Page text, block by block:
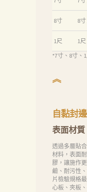
8寸 8
1尺
1
*7寸、8寸、
︽
自黏封
表面材質
透過多層貼
材料，表面
膠，讓施作
鹼、耐污性
片檢驗規格
心板、夾板